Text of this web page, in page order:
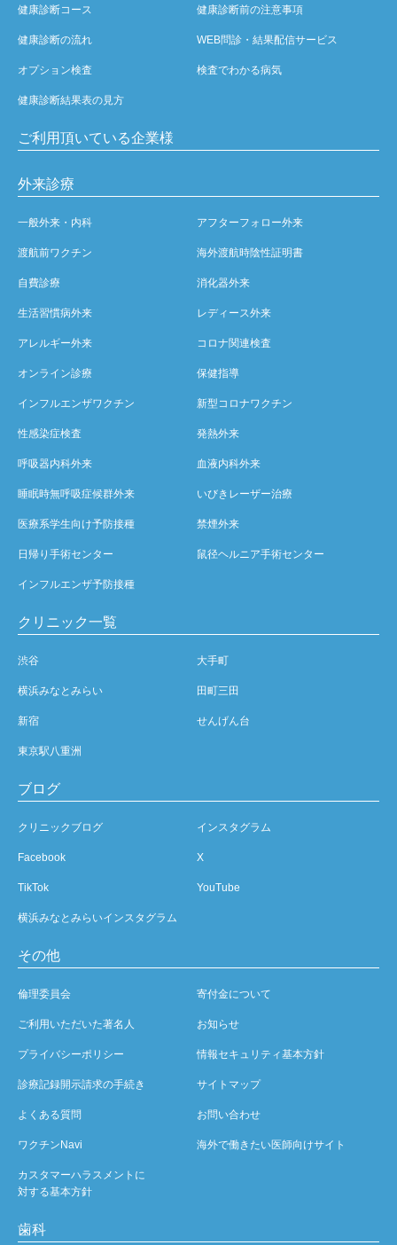
健康診断コース 健康診断前の注意事項
健康診断の流れ WEB問診・結果配信サービス
オプション検査 検査でわかる病気
健康診断結果表の見方
ご利用頂いている企業様
外来診療
一般外来・内科 アフターフォロー外来
渡航前ワクチン 海外渡航時陰性証明書
自費診療 消化器外来
生活習慣病外来 レディース外来
アレルギー外来 コロナ関連検査
オンライン診療 保健指導
インフルエンザワクチン 新型コロナワクチン
性感染症検査 発熱外来
呼吸器内科外来 血液内科外来
睡眠時無呼吸症候群外来 いびきレーザー治療
医療系学生向け予防接種 禁煙外来
日帰り手術センター 鼠径ヘルニア手術センター
インフルエンザ予防接種
クリニック一覧
渋谷 大手町
横浜みなとみらい 田町三田
新宿 せんげん台
東京駅八重洲
ブログ
クリニックブログ インスタグラム
Facebook X
TikTok YouTube
横浜みなとみらいインスタグラム
その他
倫理委員会 寄付金について
ご利用いただいた著名人 お知らせ
プライバシーポリシー 情報セキュリティ基本方針
診療記録開示請求の手続き サイトマップ
よくある質問 お問い合わせ
ワクチンNavi 海外で働きたい医師向けサイト
カスタマーハラスメントに
対する基本方針
歯科